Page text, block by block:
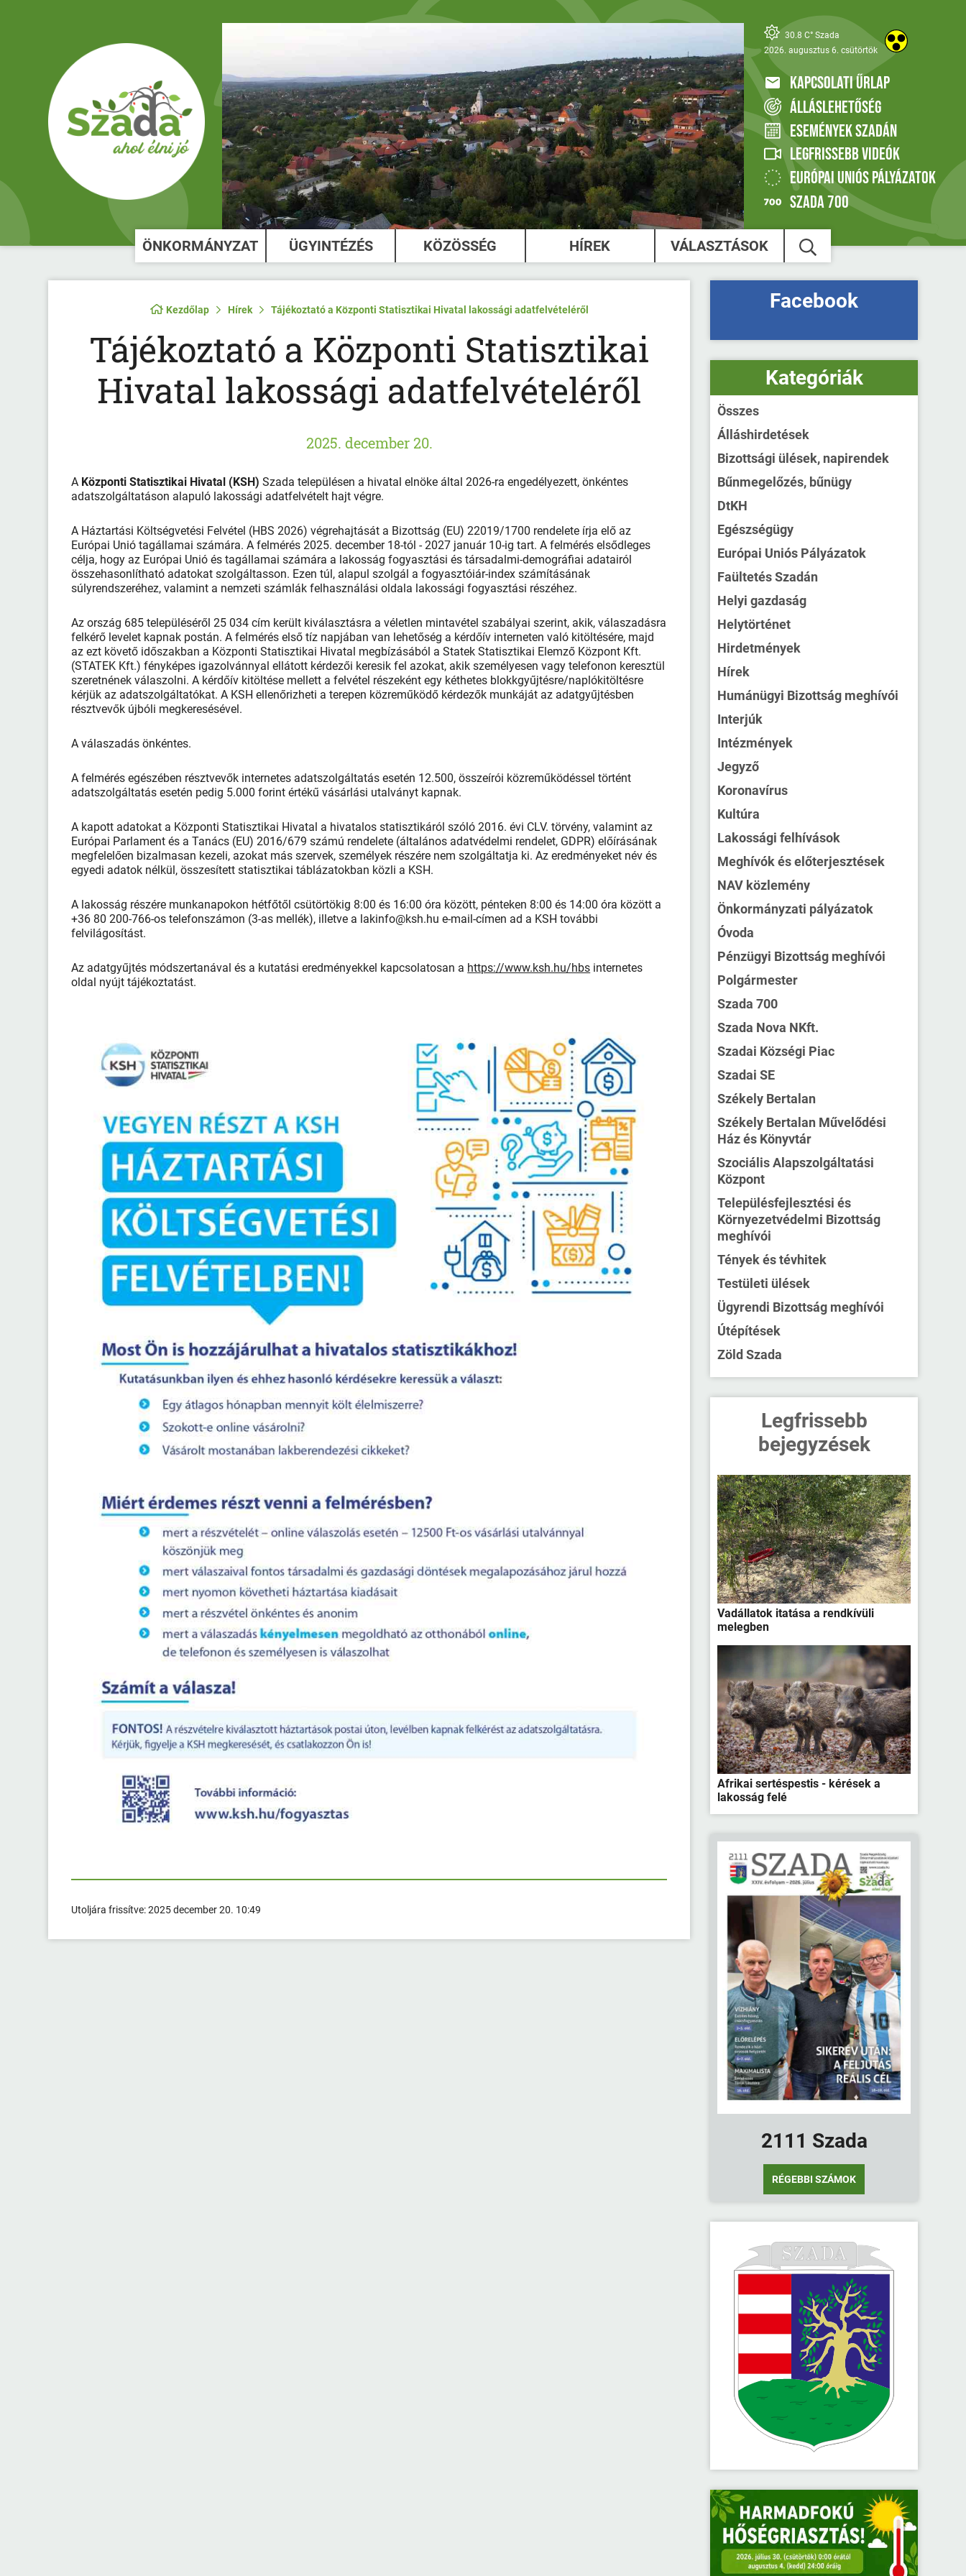
30.8 C° Szada
2026. augusztus 6. csütörtök
KAPCSOLATI ŰRLAP
ÁLLÁSLEHETŐSÉG
ESEMÉNYEK SZADÁN
LEGFRISSEBB VIDEÓK
EURÓPAI UNIÓS PÁLYÁZATOK
SZADA 700
ÖNKORMÁNYZAT ÜGYINTÉZÉS KÖZÖSSÉG HÍREK VÁLASZTÁSOK
Kezdőlap Hírek Tájékoztató a Központi Statisztikai Hivatal lakossági adatfelvételéről
Tájékoztató a Központi Statisztikai
Hivatal lakossági adatfelvételéről
2025. december 20.
A Központi Statisztikai Hivatal (KSH)Szada településen a hivatal elnöke által 2026-ra engedélyezett, önkéntes
adatszolgáltatáson alapuló lakossági adatfelvételt hajt végre.
A Háztartási Költségvetési Felvétel (HBS 2026) végrehajtását a Bizottság (EU) 22019/1700 rendelete írja elő az
Európai Unió tagállamai számára. A felmérés 2025. december 18-tól - 2027 január 10-ig tart. A felmérés elsődleges
célja, hogy az Európai Unió és tagállamai számára a lakosság fogyasztási és társadalmi-demográfiai adatairól
összehasonlítható adatokat szolgáltasson. Ezen túl, alapul szolgál a fogyasztóiár-index számításának
súlyrendszeréhez, valamint a nemzeti számlák felhasználási oldala lakossági fogyasztási részéhez.
Az ország 685 településéről 25 034 cím került kiválasztásra a véletlen mintavétel szabályai szerint, akik, válaszadásra
felkérő levelet kapnak postán. A felmérés első tíz napjában van lehetőség a kérdőív interneten való kitöltésére, majd
az ezt követő időszakban a Központi Statisztikai Hivatal megbízásából a Statek Statisztikai Elemző Központ Kft.
(STATEK Kft.) fényképes igazolvánnyal ellátott kérdezői keresik fel azokat, akik személyesen vagy telefonon keresztül
szeretnének válaszolni. A kérdőív kitöltése mellett a felvétel részeként egy kéthetes blokkgyűjtésre/naplókitöltésre
kérjük az adatszolgáltatókat. A KSH ellenőrizheti a terepen közreműködő kérdezők munkáját az adatgyűjtésben
résztvevők újbóli megkeresésével.
A válaszadás önkéntes.
A felmérés egészében résztvevők internetes adatszolgáltatás esetén 12.500, összeírói közreműködéssel történt
adatszolgáltatás esetén pedig 5.000 forint értékű vásárlási utalványt kapnak.
A kapott adatokat a Központi Statisztikai Hivatal a hivatalos statisztikáról szóló 2016. évi CLV. törvény, valamint az
Európai Parlament és a Tanács (EU) 2016/679 számú rendelete (általános adatvédelmi rendelet, GDPR) előírásának
megfelelően bizalmasan kezeli, azokat más szervek, személyek részére nem szolgáltatja ki. Az eredményeket név és
egyedi adatok nélkül, összesített statisztikai táblázatokban közli a KSH.
A lakosság részére munkanapokon hétfőtől csütörtökig 8:00 és 16:00 óra között, pénteken 8:00 és 14:00 óra között a
+36 80 200-766-os telefonszámon (3-as mellék), illetve a lakinfo@ksh.hu e-mail-címen ad a KSH további
felvilágosítást.
Az adatgyűjtés módszertanával és a kutatási eredményekkel kapcsolatosan a https://www.ksh.hu/hbs internetes
oldal nyújt tájékoztatást.
Utoljára frissítve:2025 december 20. 10:49
Facebook
Kategóriák
Összes
Álláshirdetések
Bizottsági ülések, napirendek
Bűnmegelőzés, bűnügy
DtKH
Egészségügy
Európai Uniós Pályázatok
Faültetés Szadán
Helyi gazdaság
Helytörténet
Hirdetmények
Hírek
Humánügyi Bizottság meghívói
Interjúk
Intézmények
Jegyző
Koronavírus
Kultúra
Lakossági felhívások
Meghívók és előterjesztések
NAV közlemény
Önkormányzati pályázatok
Óvoda
Pénzügyi Bizottság meghívói
Polgármester
Szada 700
Szada Nova NKft.
Szadai Községi Piac
Szadai SE
Székely Bertalan
Székely Bertalan Művelődési
Ház és Könyvtár
Szociális Alapszolgáltatási
Központ
Településfejlesztési és
Környezetvédelmi Bizottság
meghívói
Tények és tévhitek
Testületi ülések
Ügyrendi Bizottság meghívói
Útépítések
Zöld Szada
Legfrissebb
bejegyzések
Vadállatok itatása a rendkívüli
melegben
Afrikai sertéspestis - kérések a
lakosság felé
2111 Szada
RÉGEBBI SZÁMOK